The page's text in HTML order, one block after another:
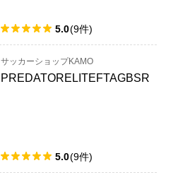
5.0(9件)
サッカーショップKAMO
PREDATORELITEFTAGBSR
5.0(9件)